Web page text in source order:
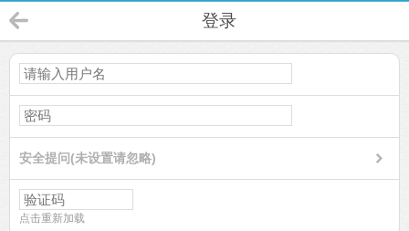
登录
安全提问(未设置请忽略)
点击重新加载